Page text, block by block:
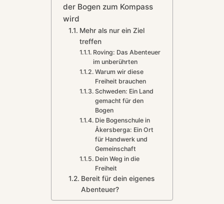
der Bogen zum Kompass
wird
Mehr als nur ein Ziel
treffen
Roving: Das Abenteuer
im unberührten
Warum wir diese
Freiheit brauchen
Schweden: Ein Land
gemacht für den
Bogen
Die Bogenschule in
Åkersberga: Ein Ort
für Handwerk und
Gemeinschaft
Dein Weg in die
Freiheit
Bereit für dein eigenes
Abenteuer?